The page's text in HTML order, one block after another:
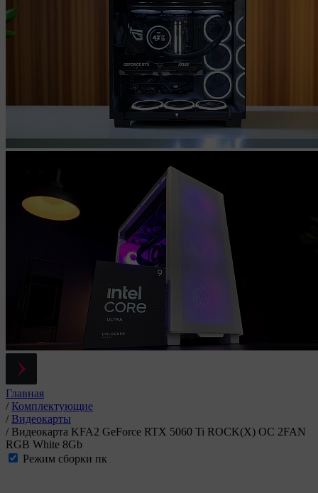
Главная
/ Комплектующие
/ Видеокарты
/ Видеокарта KFA2 GeForce RTX 5060 Ti ROCK(X) OC 2FAN
RGB White 8Gb
Режим сборки пк